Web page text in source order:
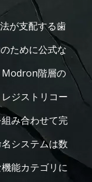
が支配する歯
ために公式な
Modron階層の
ジストリコー
み合わせて完
システムは数
能カテゴリに